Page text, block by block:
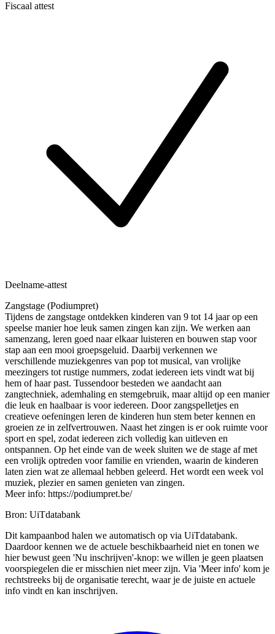
Fiscaal attest
Deelname-attest
Zangstage (Podiumpret)
Tijdens de zangstage ontdekken kinderen van 9 tot 14 jaar op een
speelse manier hoe leuk samen zingen kan zijn. We werken aan
samenzang, leren goed naar elkaar luisteren en bouwen stap voor
stap aan een mooi groepsgeluid. Daarbij verkennen we
verschillende muziekgenres van pop tot musical, van vrolijke
meezingers tot rustige nummers, zodat iedereen iets vindt wat bij
hem of haar past. Tussendoor besteden we aandacht aan
zangtechniek, ademhaling en stemgebruik, maar altijd op een manier
die leuk en haalbaar is voor iedereen. Door zangspelletjes en
creatieve oefeningen leren de kinderen hun stem beter kennen en
groeien ze in zelfvertrouwen. Naast het zingen is er ook ruimte voor
sport en spel, zodat iedereen zich volledig kan uitleven en
ontspannen. Op het einde van de week sluiten we de stage af met
een vrolijk optreden voor familie en vrienden, waarin de kinderen
laten zien wat ze allemaal hebben geleerd. Het wordt een week vol
muziek, plezier en samen genieten van zingen.
Meer info: https://podiumpret.be/
Bron: UiTdatabank
Dit kampaanbod halen we automatisch op via UiTdatabank.
Daardoor kennen we de actuele beschikbaarheid niet en tonen we
hier bewust geen 'Nu inschrijven'-knop: we willen je geen plaatsen
voorspiegelen die er misschien niet meer zijn. Via 'Meer info' kom je
rechtstreeks bij de organisatie terecht, waar je de juiste en actuele
info vindt en kan inschrijven.